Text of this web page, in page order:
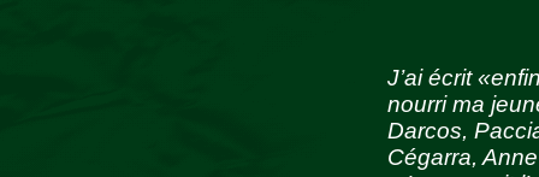
J’ai écrit
nourri ma
Darcos,
Cégarra,